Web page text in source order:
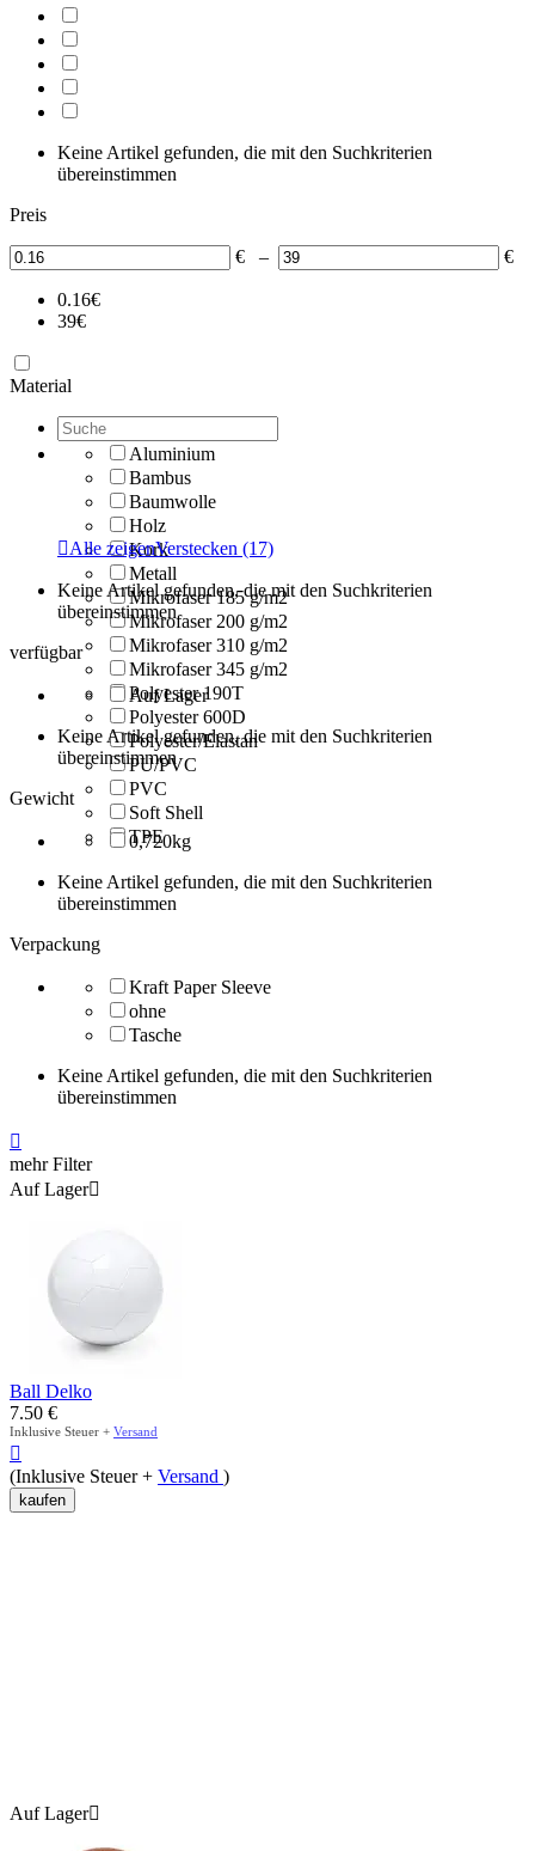
Keine Artikel gefunden, die mit den Suchkriterien
übereinstimmen
Preis
€ – €
0.16€
39€
Material
Aluminium
Bambus
Baumwolle
Holz
Kork
Metall
Mikrofaser 185 g/m2
Mikrofaser 200 g/m2
Mikrofaser 310 g/m2
Mikrofaser 345 g/m2
Polyester 190T
Polyester 600D
Polyester/Elastan
PU/PVC
PVC
Soft Shell
TPE
Alle zeigenVerstecken (17)
Keine Artikel gefunden, die mit den Suchkriterien
übereinstimmen
verfügbar
Auf Lager
Keine Artikel gefunden, die mit den Suchkriterien
übereinstimmen
Gewicht
0,720kg
Keine Artikel gefunden, die mit den Suchkriterien
übereinstimmen
Verpackung
Kraft Paper Sleeve
ohne
Tasche
Keine Artikel gefunden, die mit den Suchkriterien
übereinstimmen

mehr Filter
Auf Lager
Ball Delko
7.50 €
Inklusive Steuer + Versand

(Inklusive Steuer + Versand )
kaufen
Auf Lager